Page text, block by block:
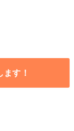
す！